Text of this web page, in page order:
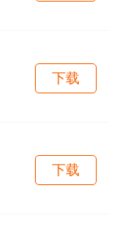
下载
下载